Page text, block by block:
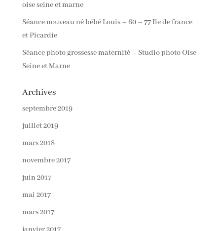
oise seine et marne
Séance nouveau né bébé Louis – 60 – 77 Ile de france
et Picardie
Séance photo grossesse maternité – Studio photo Oise
Seine et Marne
Archives
septembre 2019
juillet 2019
mars 2018
novembre 2017
juin 2017
mai 2017
mars 2017